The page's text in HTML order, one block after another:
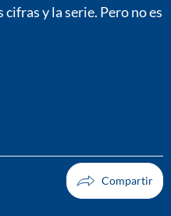
y la serie. Pero no es